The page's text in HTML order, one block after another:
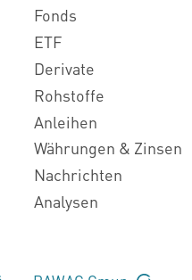
Fonds
ETF
Derivate
Rohstoffe
Anleihen
Währungen & Zinsen
Nachrichten
Analysen